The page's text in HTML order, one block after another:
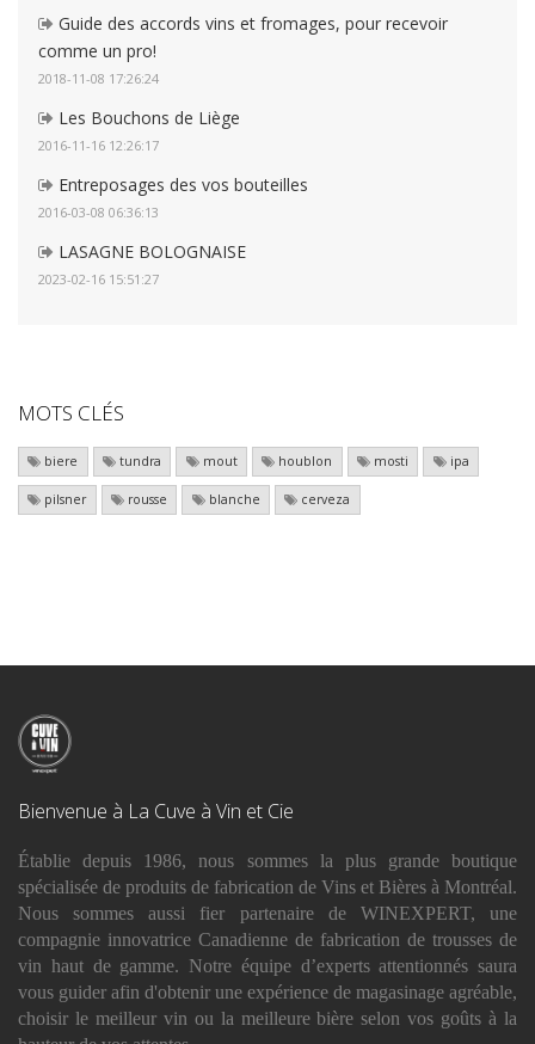
Guide des accords vins et fromages, pour recevoir
comme un pro!
2018-11-08 17:26:24
Les Bouchons de Liège
2016-11-16 12:26:17
Entreposages des vos bouteilles
2016-03-08 06:36:13
LASAGNE BOLOGNAISE
2023-02-16 15:51:27
MOTS CLÉS
biere tundra mout houblon mosti ipa
pilsner rousse blanche cerveza
Bienvenue à La Cuve à Vin et Cie
Établie depuis 1986, nous sommes la plus grande boutique
spécialisée de produits de fabrication de Vins et Bières à Montréal.
Nous sommes aussi fier partenaire de WINEXPERT, une
compagnie innovatrice Canadienne de fabrication de trousses de
vin haut de gamme. Notre équipe d’experts attentionnés saura
vous guider afin d'obtenir une expérience de magasinage agréable,
choisir le meilleur vin ou la meilleure bière selon vos goûts à la